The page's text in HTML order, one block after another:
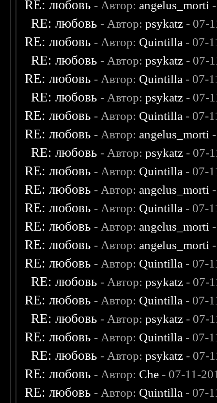
RE: любовь - Автор: angelus_morti
RE: любовь - Автор:psykatz - 07-
RE: любовь - Автор: Quintilla - 07-
RE: любовь - Автор:psykatz - 07-
RE: любовь - Автор: Quintilla - 07-
RE: любовь - Автор:psykatz - 07-
RE: любовь - Автор: Quintilla - 07-
RE: любовь - Автор: angelus_morti
RE: любовь - Автор:psykatz - 07-
RE: любовь - Автор: Quintilla - 07-
RE: любовь - Автор: angelus_morti
RE: любовь - Автор: Quintilla - 07-
RE: любовь - Автор: angelus_morti
RE: любовь - Автор: angelus_morti
RE: любовь - Автор: Quintilla - 07-
RE: любовь - Автор:psykatz - 07-
RE: любовь - Автор: Quintilla - 07-
RE: любовь - Автор:psykatz - 07-
RE: любовь - Автор: Quintilla - 07-
RE: любовь - Автор:psykatz - 07-
RE: любовь - Автор: Che - 07-11-
RE: любовь - Автор: Quintilla - 07-